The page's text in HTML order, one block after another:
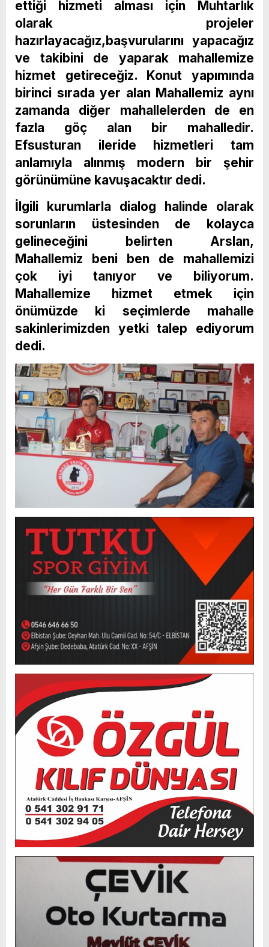
ettiği hizmeti alması için Muhtarlık
olarak projeler
hazırlayacağız,başvurularını yapacağız
ve takibini de yaparak mahallemize
hizmet getireceğiz. Konut yapımında
birinci sırada yer alan Mahallemiz aynı
zamanda diğer mahallelerden de en
fazla göç alan bir mahalledir.
Efsusturan ileride hizmetleri tam
anlamıyla alınmış modern bir şehir
görünümüne kavuşacaktır dedi.
İlgili kurumlarla dialog halinde olarak
sorunların üstesinden de kolayca
gelineceğini belirten Arslan,
Mahallemiz beni ben de mahallemizi
çok iyi tanıyor ve biliyorum.
Mahallemize hizmet etmek için
önümüzde ki seçimlerde mahalle
sakinlerimizden yetki talep ediyorum
dedi.